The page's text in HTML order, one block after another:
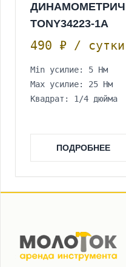
TONY34223-1A
490 ₽ / сутки
Min усилие: 5 Нм
Мах усилие: 25 Нм
Квадрат: 1/4 дюйма
ПОДРОБНЕЕ